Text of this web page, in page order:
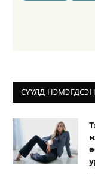
СҮҮЛД НЭМЭГДСЭН